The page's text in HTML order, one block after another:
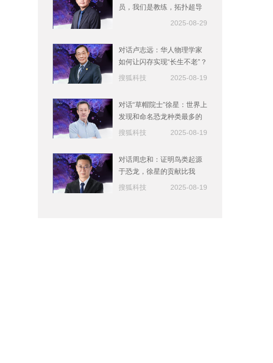
员，我们是教练，拓扑超导
材料是下一步挖掘的重点｜
2025-08-29
对话卢志远：华人物理学家
如何让闪存实现“长生不老”？
搜狐科技
2025-08-19
对话“草帽院士”徐星：世界上
发现和命名恐龙种类最多的
人，把科研写进教科书
搜狐科技 2025-08-19
对话周忠和：证明鸟类起源
于恐龙，徐星的贡献比我
大，挖到漂亮的化石很幸运
搜狐科技 2025-08-19